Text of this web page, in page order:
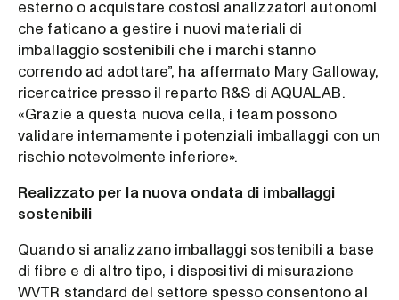
esterno o acquistare costosi analizzatori autonomi
che faticano a gestire i nuovi materiali di
imballaggio sostenibili che i marchi stanno
correndo ad adottare”, ha affermato Mary Galloway,
ricercatrice presso il reparto R&S di AQUALAB.
«Grazie a questa nuova cella, i team possono
validare internamente i potenziali imballaggi con un
rischio notevolmente inferiore».
Realizzato per la nuova ondata di imballaggi
sostenibili
Quando si analizzano imballaggi sostenibili a base
di fibre e di altro tipo, i dispositivi di misurazione
WVTR standard del settore spesso consentono al